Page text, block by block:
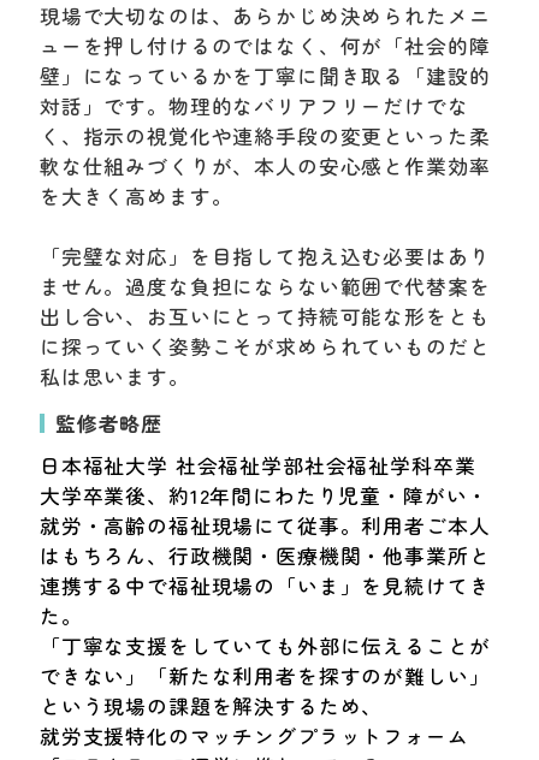
現場で大切なのは、あらかじめ決められたメニ
ューを押し付けるのではなく、何が「社会的障
壁」になっているかを丁寧に聞き取る「建設的
対話」です。物理的なバリアフリーだけでな
く、指示の視覚化や連絡手段の変更といった柔
軟な仕組みづくりが、本人の安心感と作業効率
を大きく高めます。
「完璧な対応」を目指して抱え込む必要はあり
ません。過度な負担にならない範囲で代替案を
出し合い、お互いにとって持続可能な形をとも
に探っていく姿勢こそが求められていものだと
私は思います。
監修者略歴
日本福祉大学 社会福祉学部社会福祉学科卒業
大学卒業後、約12年間にわたり児童・障がい・
就労・高齢の福祉現場にて従事。利用者ご本人
はもちろん、行政機関・医療機関・他事業所と
連携する中で福祉現場の「いま」を見続けてき
た。
「丁寧な支援をしていても外部に伝えることが
できない」「新たな利用者を探すのが難しい」
という現場の課題を解決するため、
就労支援特化のマッチングプラットフォーム